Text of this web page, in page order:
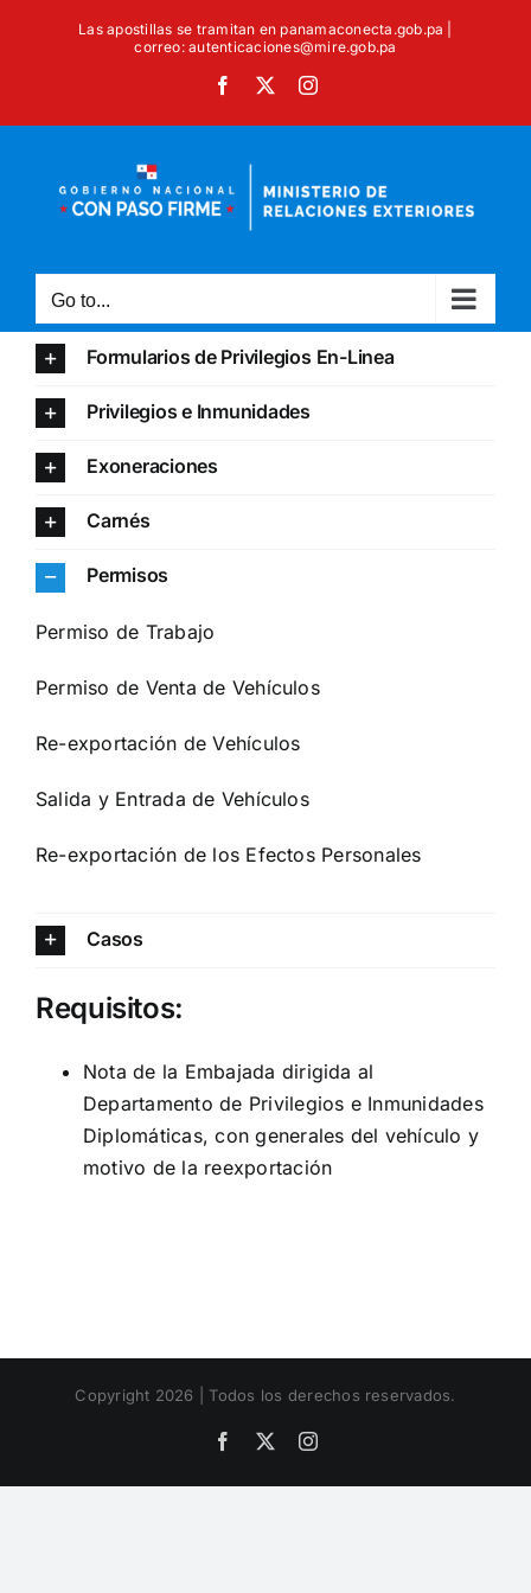
Las apostillas se tramitan en panamaconecta.gob.pa |
correo: autenticaciones@mire.gob.pa
Facebook Instagram
Go to...
Formularios de Privilegios En-Linea
Privilegios e Inmunidades
Exoneraciones
Carnés
Permisos
Permiso de Trabajo
Permiso de Venta de Vehículos
Re-exportación de Vehículos
Salida y Entrada de Vehículos
Re-exportación de los Efectos Personales
Casos
Requisitos:
Nota de la Embajada dirigida al
Departamento de Privilegios e Inmunidades
Diplomáticas, con generales del vehículo y
motivo de la reexportación
Copyright 2026 | Todos los derechos reservados.
Facebook Instagram